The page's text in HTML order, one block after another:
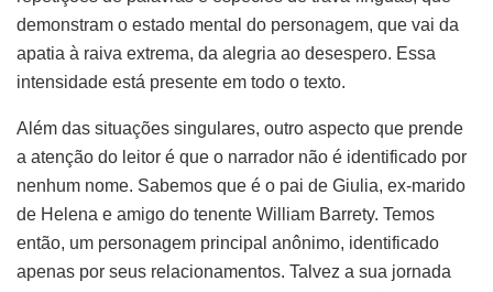
demonstram o estado mental do personagem, que vai da
apatia à raiva extrema, da alegria ao desespero. Essa
intensidade está presente em todo o texto.
Além das situações singulares, outro aspecto que prende
a atenção do leitor é que o narrador não é identificado por
nenhum nome. Sabemos que é o pai de Giulia, ex-marido
de Helena e amigo do tenente William Barrety. Temos
então, um personagem principal anônimo, identificado
apenas por seus relacionamentos. Talvez a sua jornada